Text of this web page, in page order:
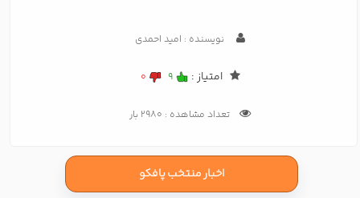
نویسنده : امید احمدی
امتیاز : 9
0
تعداد مشاهده : 2980 بار
اخبار منتخب پافکو